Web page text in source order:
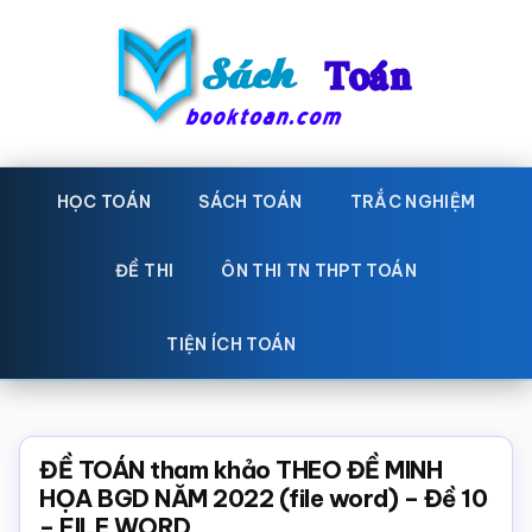
Sách
Toán
toán
Học
toán,
giáo
Toán,
trắc
HỌC TOÁN SÁCH TOÁN TRẮC NGHIỆM
ĐỀ THI ÔN THI TN THPT TOÁN
TIỆN ÍCH TOÁN
ĐỀ TOÁN tham khảo THEO ĐỀ MINH
HỌA BGD NĂM 2022 (file word) – Đề 10